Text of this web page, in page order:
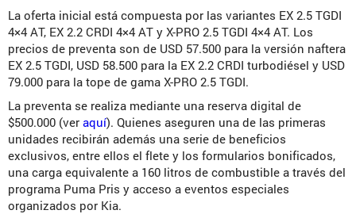
La oferta inicial está compuesta por las variantes EX 2.5 TGDI
4×4 AT, EX 2.2 CRDI 4×4 AT y X-PRO 2.5 TGDI 4×4 AT. Los
precios de preventa son de USD 57.500 para la versión naftera
EX 2.5 TGDI, USD 58.500 para la EX 2.2 CRDI turbodiésel y USD
79.000 para la tope de gama X-PRO 2.5 TGDI.
La preventa se realiza mediante una reserva digital de
$500.000 (ver aquí). Quienes aseguren una de las primeras
unidades recibirán además una serie de beneficios
exclusivos, entre ellos el flete y los formularios bonificados,
una carga equivalente a 160 litros de combustible a través del
programa Puma Pris y acceso a eventos especiales
organizados por Kia.